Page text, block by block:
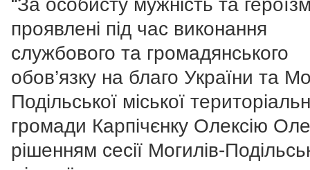
“За особисту мужність та
проявлені під час виконання
службового та громадянського
обов’язку на благо України та
Подільської міської
громади Карпічєнку Олексію
рішенням сесії Могилів-